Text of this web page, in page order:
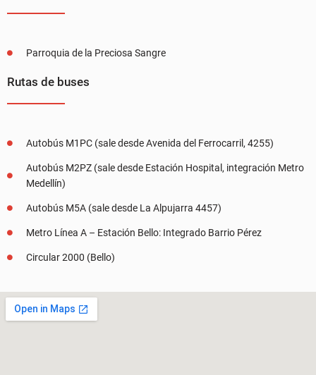
Parroquia de la Preciosa Sangre
Rutas de buses
Autobús M1PC (sale desde Avenida del Ferrocarril, 4255)
Autobús M2PZ (sale desde Estación Hospital, integración Metro
Medellín)
Autobús M5A (sale desde La Alpujarra 4457)
Metro Línea A – Estación Bello: Integrado Barrio Pérez
Circular 2000 (Bello)